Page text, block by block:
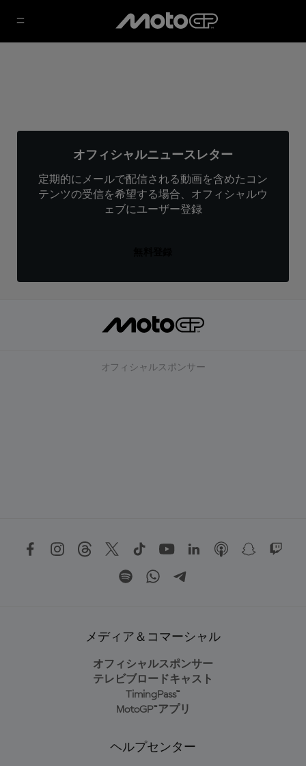
オフィシャルニュースレター
定期的にメールで配信される動画を含めたコン
テンツの受信を希望する場合、オフィシャルウ
ェブにユーザー登録
オフィシャルスポンサー
メディア＆コマーシャル
オフィシャルスポンサー
テレビブロードキャスト
TimingPass™
MotoGP™アプリ
ヘルプセンター